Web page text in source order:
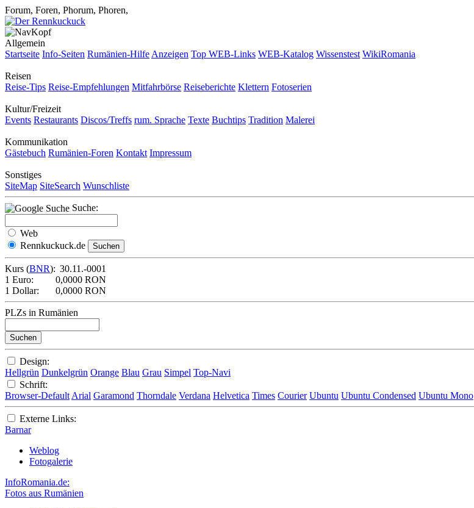
Forum, Foren, Phorum, Phoren,
Allgemein
Startseite Info-Seiten Rumänien-Hilfe Anzeigen Top WEB-Links WEB-Katalog Wissenstest WikiRomania
Reisen
Reise-Tips Reise-Empfehlungen Mitfahrbörse Reiseberichte Klettern Fotoserien
Kultur/Freizeit
Events Restaurants Discos/Treffs rum. Sprache Texte Buchtips Tradition Malerei
Kommunikation
Gästebuch Rumänien-Foren Kontakt Impressum
Sonstiges
SiteMap SiteSearch Wunschliste
Suche:
Web
Rennkuckuck.de
Kurs (BNR): 30.11.-0001
1 Euro:
0,0000 RON
1 Dollar:
0,0000 RON
PLZs in Rumänien
Design:
Hellgrün Dunkelgrün Orange Blau Grau Simpel Top-Navi
Schrift:
Browser-Default Arial Garamond Thorndale Verdana Helvetica Times Courier Ubuntu Ubuntu Condensed Ubuntu Mono
Externe Links:
Barnar
Weblog
Fotogalerie
InfoRomania.de:
Fotos aus Rumänien